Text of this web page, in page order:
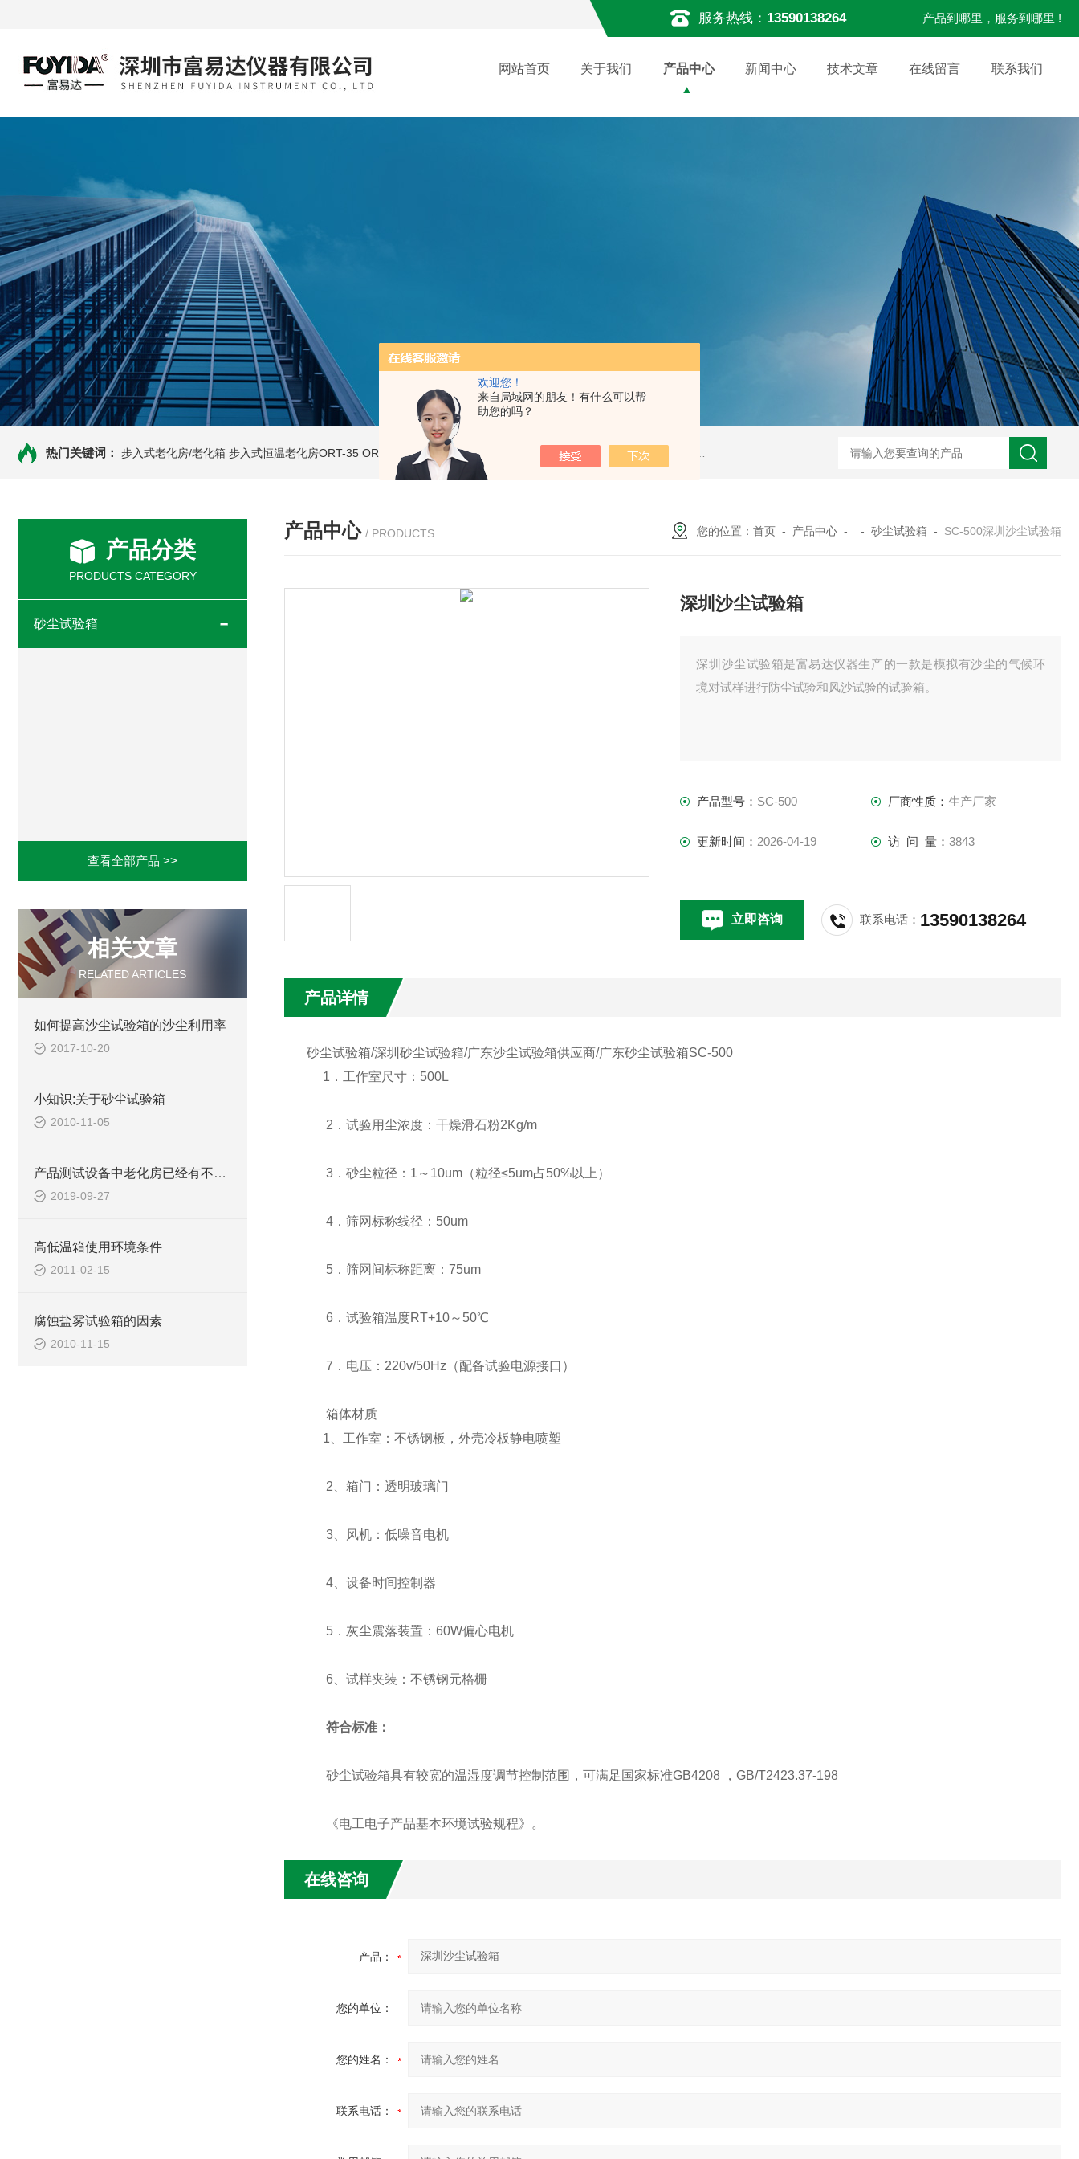
欢迎您！
来自局域网的朋友！有什么可以帮
助您的吗？
服务热线： 13590138264 产品到哪里，服务到哪里 !
网站首页 关于我们 产品中心 新闻中心 技术文章 在线留言 联系我们
热门关键词： 步入式老化房/老化箱 步入式恒温老化房ORT-35 ORT-20高温老化房 ORT-66步入式老化房 ORT-35高温老化房 TOG225无尘无氧化烤箱 TM100-2洁净干燥箱
产品分类
PRODUCTS CATEGORY
砂尘试验箱
查看全部产品 >>
相关文章
RELATED ARTICLES
如何提高沙尘试验箱的沙尘利用率
2017-10-20
小知识:关于砂尘试验箱
2010-11-05
产品测试设备中老化房已经有不可替代位置
2019-09-27
高低温箱使用环境条件
2011-02-15
腐蚀盐雾试验箱的因素
2010-11-15
产品中心 / PRODUCTS 您的位置： 首页 - 产品中心 - - 砂尘试验箱 - SC-500深圳沙尘试验箱
深圳沙尘试验箱
深圳沙尘试验箱是富易达仪器生产的一款是模拟有沙尘的气候环
境对试样进行防尘试验和风沙试验的试验箱。
产品型号： SC-500 厂商性质： 生产厂家
更新时间： 2026-04-19 访 问 量： 3843
立即咨询 联系电话： 13590138264
产品详情
砂尘试验箱/深圳砂尘试验箱/广东沙尘试验箱供应商/广东砂尘试验箱SC-500
1．工作室尺寸：500L
2．试验用尘浓度：干燥滑石粉2Kg/m
3．砂尘粒径：1～10um（粒径≤5um占50%以上）
4．筛网标称线径：50um
5．筛网间标称距离：75um
6．试验箱温度RT+10～50℃
7．电压：220v/50Hz（配备试验电源接口）
箱体材质
1、工作室：不锈钢板，外壳冷板静电喷塑
2、箱门：透明玻璃门
3、风机：低噪音电机
4、设备时间控制器
5．灰尘震落装置：60W偏心电机
6、试样夹装：不锈钢元格栅
符合标准：
砂尘试验箱具有较宽的温湿度调节控制范围，可满足国家标准GB4208 ，GB/T2423.37-198
《电工电子产品基本环境试验规程》。
在线咨询
产品：
您的单位：
您的姓名：
联系电话：